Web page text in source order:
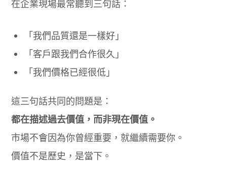
在企業現場最常聽到三句話：
「我們品質還是一樣好」
「客戶跟我們合作很久」
「我們價格已經很低」
這三句話共同的問題是：
都在描述過去價值，而非現在價值。
市場不會因為你曾經重要，就繼續需要你。
價值不是歷史，是當下。